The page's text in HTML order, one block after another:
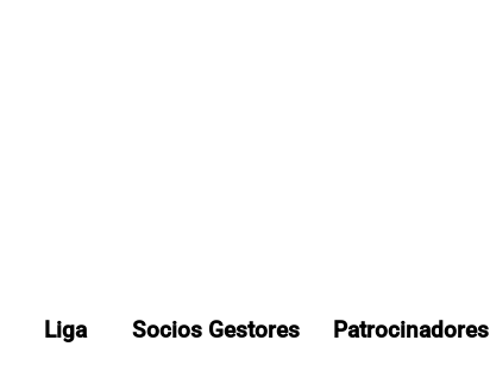
Liga Socios Gestores Patrocinadores